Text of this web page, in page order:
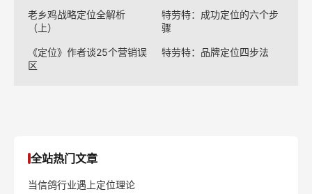
老乡鸡战略定位全解析
（上）
特劳特：成功定位的六个步
骤
《定位》作者谈25个营销误
区
特劳特：品牌定位四步法
全站热门文章
当信鸽行业遇上定位理论